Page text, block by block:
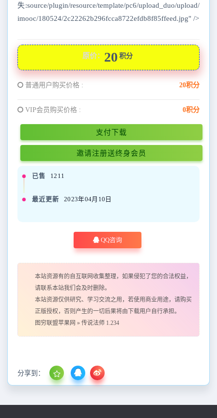
失:source/plugin/resource/template/pc6/upload_duo/upload/
imooc/180524/2c22262b296fcca8722efdb8f85ffeed.jpg" />
原价： 20 积分
普通用户购买价格 : 20积分
VIP会员购买价格 : 0积分
支付下载
邀请注册送终身会员
已售 1211
最近更新 2023年04月10日
QQ咨询
本站资源有的自互联网收集整理，如果侵犯了您的合法权益，
请联系本站我们会及时删除。
本站资源仅供研究、学习交流之用，若使用商业用途，请购买
正版授权，否则产生的一切后果将由下载用户自行承担。
图穷联盟苹果网 » 传说法师 1.234
分享到：